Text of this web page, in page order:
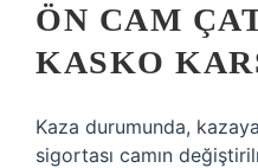
ÖN CAM
KASKO
Kaza durumunda,
sigortası camın